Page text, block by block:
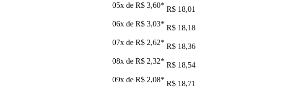
05x de R$ 3,60* R$ 18,01
06x de R$ 3,03* R$ 18,18
07x de R$ 2,62* R$ 18,36
08x de R$ 2,32* R$ 18,54
09x de R$ 2,08* R$ 18,71